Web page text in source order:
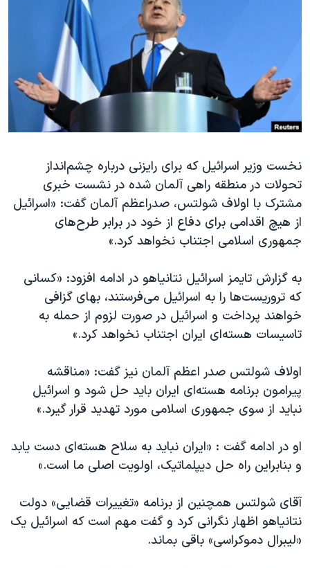
علم و فناوری
اسرائیل در جنگ
آرشیو پخش زنده
انتخابات ریاست جمهوری آمریکا ۲۰۲۴
حمله جمهوری اسلامی به اسرائیل
رمز مهسا
ورزش زنان در ایران
مجموعه مستندهای دادخواهی
تریبونال مردمی آبان ۹۸
دادگاه حمید نوری
چهل سال گروگان‌گیری
اعتراضات مردمی آبان ۹۸
اسرائیل در جنگ
نرگس محمدی برنده جایزه نوبل صلح
صفحه‌های ویژه
سفر پرزیدنت ترامپ به چین
زبانهای مختلف
نخست وزیر اسرائیل که برای رایزنی درباره چشم‌انداز
تحولات در منطقه راهی آلمان شده در نشست خبری
مشترک با اولاف شولتس، صدراعظم آلمان گفت: «اسرائیل
از هیچ اقدامی برای دفاع از خود در برابر طرح‌های
جمهوری اسلامی اجتناب نخواهد کرد.»
به گزارش تایمز اسرائیل نتانیاهو در ادامه افزود: «کسانی
که تروریست‌ها را به اسرائیل می‌فرستند، بهای گزافی
خواهند پرداخت و اسرائیل در صورت لزوم از حمله به
تاسیسات هسته‌ای ایران اجتناب نخواهد کرد.»
اولاف شولتس صدر اعظم آلمان نیز گفت: «مناقشه
پیرامون برنامه هسته‌ای ایران باید حل شود و اسرائیل
نباید از سوی جمهوری اسلامی مورد تهدید قرار گیرد.»
او در ادامه گفت : «ایران نباید به سلاح هسته‌ای دست یابد
و بنابراین راه‌ حل دیپلماتیک، اولویت اصلی ما است.»
آقای شولتس همچنین از برنامه «تغییرات قضایی» دولت
نتانیاهو اظهار نگرانی کرد و گفت مهم است که اسرائیل یک
«لیبرال دموکراسی» باقی بماند.